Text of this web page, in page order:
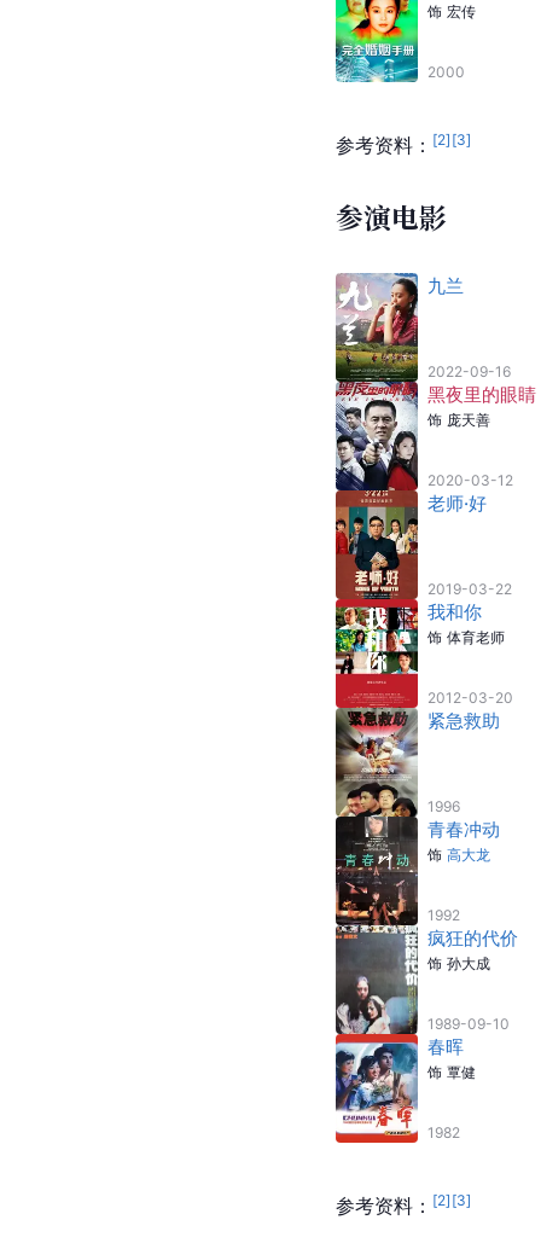
饰 宏传
2000
参考资料： [2] [3]
参演电影
九兰
2022-09-16
黑夜里的眼睛
饰 庞天善
2020-03-12
老师·好
2019-03-22
我和你
饰 体育老师
2012-03-20
紧急救助
1996
青春冲动
饰 高大龙
1992
疯狂的代价
饰 孙大成
1989-09-10
春晖
饰 覃健
1982
参考资料： [2] [3]